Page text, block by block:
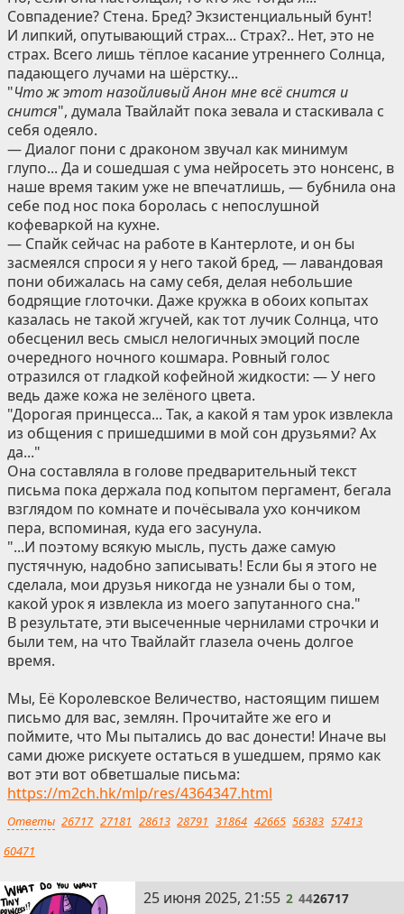
Совпадение? Стена. Бред? Экзистенциальный бунт!
И липкий, опутывающий страх... Страх?.. Нет, это не
страх. Всего лишь тёплое касание утреннего Солнца,
падающего лучами на шёрстку...
"Что ж этот назойливый Анон мне всё снится и
снится", думала Твайлайт пока зевала и стаскивала с
себя одеяло.
— Диалог пони с драконом звучал как минимум
глупо... Да и сошедшая с ума нейросеть это нонсенс, в
наше время таким уже не впечатлишь, — бубнила она
себе под нос пока боролась с непослушной
кофеваркой на кухне.
— Спайк сейчас на работе в Кантерлоте, и он бы
засмеялся спроси я у него такой бред, — лавандовая
пони обижалась на саму себя, делая небольшие
бодрящие глоточки. Даже кружка в обоих копытах
казалась не такой жгучей, как тот лучик Солнца, что
обесценил весь смысл нелогичных эмоций после
очередного ночного кошмара. Ровный голос
отразился от гладкой кофейной жидкости: — У него
ведь даже кожа не зелёного цвета.
"Дорогая принцесса... Так, а какой я там урок извлекла
из общения с пришедшими в мой сон друзьями? Ах
да..."
Она составляла в голове предварительный текст
письма пока держала под копытом пергамент, бегала
взглядом по комнате и почёсывала ухо кончиком
пера, вспоминая, куда его засунула.
"...И поэтому всякую мысль, пусть даже самую
пустячную, надобно записывать! Если бы я этого не
сделала, мои друзья никогда не узнали бы о том,
какой урок я извлекла из моего запутанного сна."
В результате, эти высеченные чернилами строчки и
были тем, на что Твайлайт глазела очень долгое
время.
Мы, Её Королевское Величество, настоящим пишем
письмо для вас, землян. Прочитайте же его и
поймите, что Мы пытались до вас донести! Иначе вы
сами дюже рискуете остаться в ушедшем, прямо как
вот эти вот обветшалые письма:
https://m2ch.hk/mlp/res/4364347.html
Ответы 26717 27181 28613 28791 31864 42665 56383 57413
60471
2
25 июня 2025, 21:55 2 4426717